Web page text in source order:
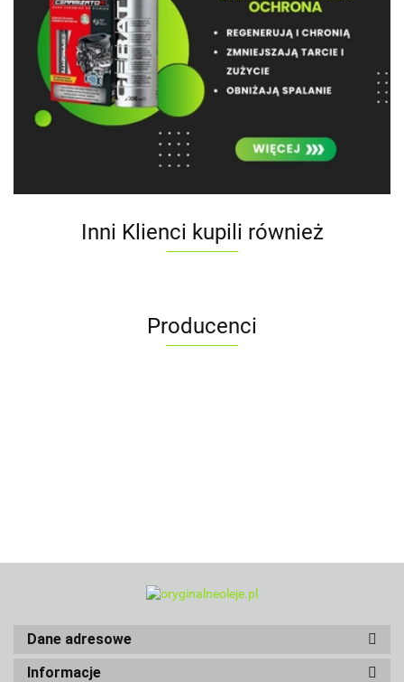
Inni Klienci kupili również
Producenci
Dane adresowe
Informacje